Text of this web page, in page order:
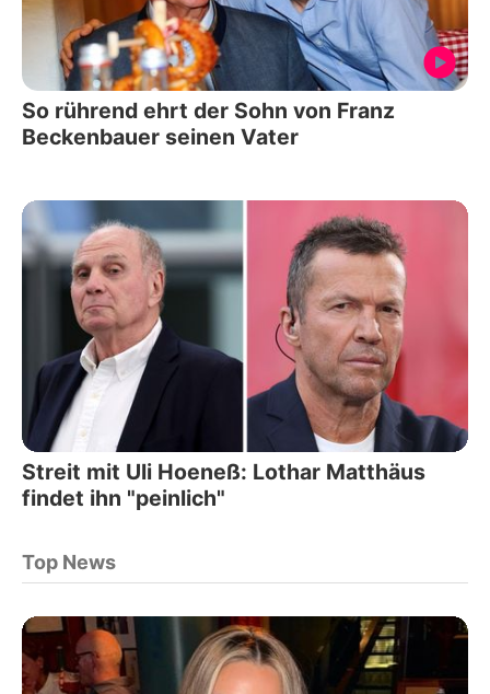
So rührend ehrt der Sohn von Franz
Beckenbauer seinen Vater
Streit mit Uli Hoeneß: Lothar Matthäus
findet ihn "peinlich"
Top News